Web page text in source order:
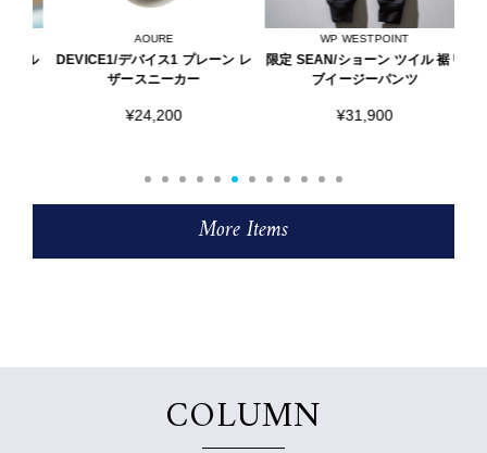
AOURE
DEVICE1/デバイス1 プレーン レ
ザースニーカー
¥24,200
WP WESTPOINT
限定 SEAN/ショーン ツイル 裾リ
ブイージーパンツ
¥31,900
More Items
COLUMN